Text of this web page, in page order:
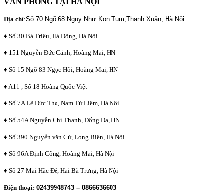
VĂN PHÒNG TẠI HÀ NỘI
Địa chỉ:Số 70 Ngõ 68 Ngụy Như Kon Tum,Thanh Xuân, Hà Nội
♦ Số 30 Bà Triệu, Hà Đông, Hà Nội
♦ 151 Nguyễn Đức Cảnh, Hoàng Mai, HN
♦ Số 15 Ngõ 83 Ngọc Hồi, Hoàng Mai, HN
♦ A11 , Số 18 Hoàng Quốc Việt
♦ Số 7A Lê Đức Thọ, Nam Từ Liêm, Hà Nội
♦ Số 54A Nguyễn Chí Thanh, Đống Đa, HN
♦ Số 390 Nguyễn văn Cừ, Long Biên, Hà Nội
♦ Số 96A Định Công, Hoàng Mai, Hà Nội
♦ Số 27 Mai Hắc Đế, Hai Bà Trưng, Hà Nội
Điện thoại: 02439948743 – 0866636603